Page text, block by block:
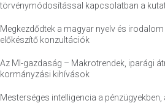
törvénymódosítással kapcsolatban a
Megkezdődtek a magyar nyelv és
előkészítő konzultációk
Az MI-gazdaság – Makrotrendek, iparági
kormányzási kihívások
Mesterséges intelligencia a